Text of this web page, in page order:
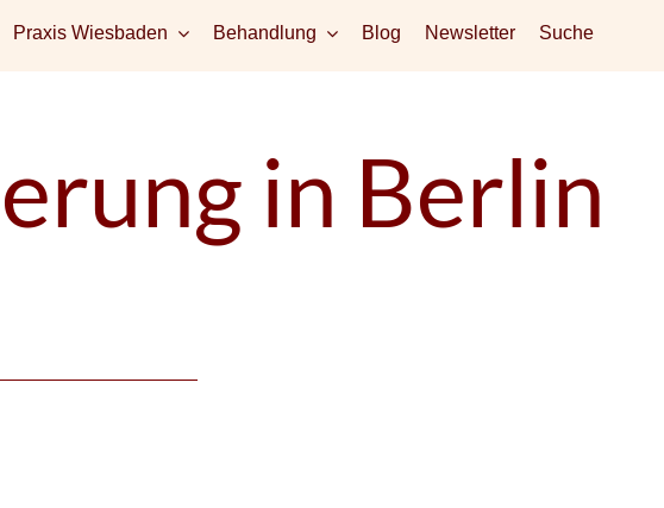
Praxis Wiesbaden Behandlung Blog Newsletter Suche
in Berlin